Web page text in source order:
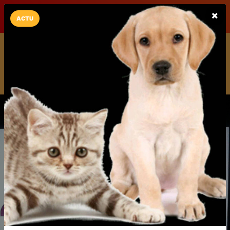
LaCarte LaCarte sur
Play Store
Installez l'App LaCarte
Téléchargez gratuitement l'app LaCarte pour suivre vos
commerces favoris et ne rien rater !
Plus tard
ACTU